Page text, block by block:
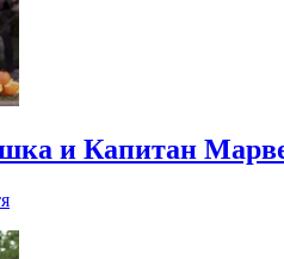
и Капитан